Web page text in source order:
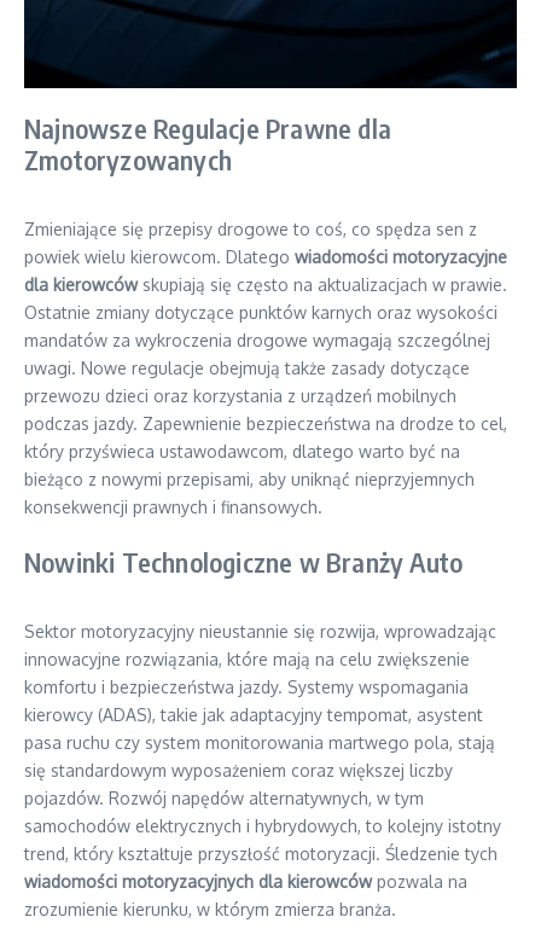
Najnowsze Regulacje Prawne dla
Zmotoryzowanych
Zmieniające się przepisy drogowe to coś, co spędza sen z
powiek wielu kierowcom. Dlatego wiadomości motoryzacyjne
dla kierowcówskupiają się często na aktualizacjach w prawie.
Ostatnie zmiany dotyczące punktów karnych oraz wysokości
mandatów za wykroczenia drogowe wymagają szczególnej
uwagi. Nowe regulacje obejmują także zasady dotyczące
przewozu dzieci oraz korzystania z urządzeń mobilnych
podczas jazdy. Zapewnienie bezpieczeństwa na drodze to cel,
który przyświeca ustawodawcom, dlatego warto być na
bieżąco z nowymi przepisami, aby uniknąć nieprzyjemnych
konsekwencji prawnych i finansowych.
Nowinki Technologiczne w Branży Auto
Sektor motoryzacyjny nieustannie się rozwija, wprowadzając
innowacyjne rozwiązania, które mają na celu zwiększenie
komfortu i bezpieczeństwa jazdy. Systemy wspomagania
kierowcy (ADAS), takie jak adaptacyjny tempomat, asystent
pasa ruchu czy system monitorowania martwego pola, stają
się standardowym wyposażeniem coraz większej liczby
pojazdów. Rozwój napędów alternatywnych, w tym
samochodów elektrycznych i hybrydowych, to kolejny istotny
trend, który kształtuje przyszłość motoryzacji. Śledzenie tych
wiadomości motoryzacyjnych dla kierowcówpozwala na
zrozumienie kierunku, w którym zmierza branża.